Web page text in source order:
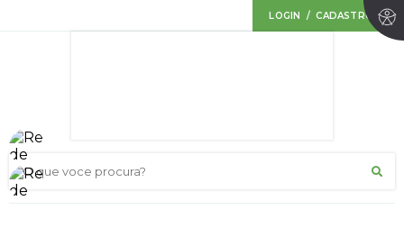
LOGIN / CADASTRO
O que voce procura?